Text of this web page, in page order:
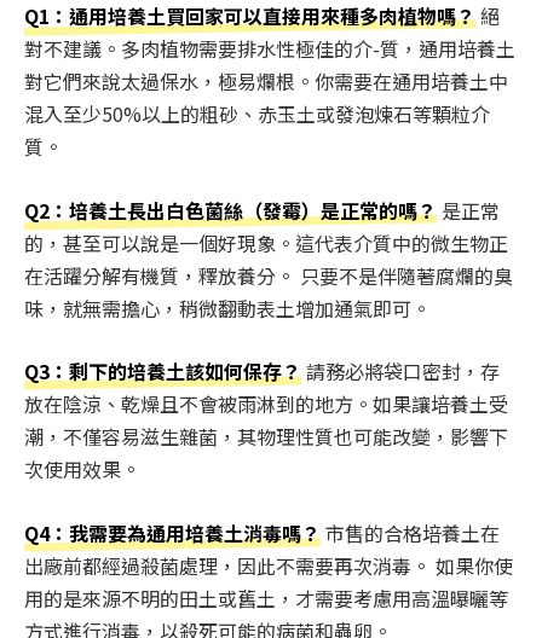
Q1：通用培養土買回家可以直接用來種多肉植物嗎？絕
對不建議。多肉植物需要排水性極佳的介-質，通用培養土
對它們來說太過保水，極易爛根。你需要在通用培養土中
混入至少50%以上的粗砂、赤玉土或發泡煉石等顆粒介
質。
Q2：培養土長出白色菌絲（發霉）是正常的嗎？ 是正常
的，甚至可以說是一個好現象。這代表介質中的微生物正
在活躍分解有機質，釋放養分。 只要不是伴隨著腐爛的臭
味，就無需擔心，稍微翻動表土增加通氣即可。
Q3：剩下的培養土該如何保存？請務必將袋口密封，存
放在陰涼、乾燥且不會被雨淋到的地方。如果讓培養土受
潮，不僅容易滋生雜菌，其物理性質也可能改變，影響下
次使用效果。
Q4：我需要為通用培養土消毒嗎？市售的合格培養土在
出廠前都經過殺菌處理，因此不需要再次消毒。 如果你使
用的是來源不明的田土或舊土，才需要考慮用高溫曝曬等
方式進行消毒，以殺死可能的病菌和蟲卵。